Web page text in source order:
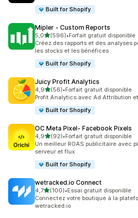
Built for Shopify
Mipler ‑ Custom Reports
5,0étoile(s) sur 5
(596)
596 avis au total
•Forfait gratuit disponible
Créez des rapports et des analyses
les stocks et les bénéfices
Built for Shopify
Juicy Profit Analytics
4,9étoile(s) sur 5
(56)
56 avis au total
•Forfait gratuit disponible
Profit Analytics avec Ad Attribution
Built for Shopify
OC Meta Pixel‑ Facebook Pixels
4,9étoile(s) sur 5
(92)
92 avis au total
•Forfait gratuit disponible
Un meilleur ROAS publicitaire avec
serveur et flux
Built for Shopify
wetracked.io Connect
4,7étoile(s) sur 5
(100)
100 avis au total
•Essai gratuit disponible
Connectez votre boutique à la
wetracked.io